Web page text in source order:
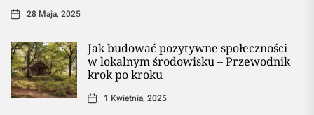
28 Maja, 2025
Jak budować pozytywne społeczności
w lokalnym środowisku – Przewodnik
krok po kroku
1 Kwietnia, 2025